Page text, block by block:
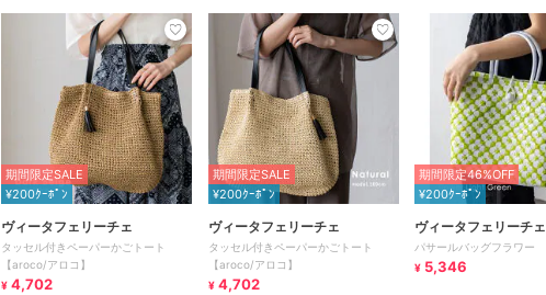
期間限定SALE
¥200ｸｰﾎﾟﾝ
ヴィータフェリーチェ
タッセル付きペーパーかごトート
【aroco/アロコ】
¥ 4,702
期間限定SALE
¥200ｸｰﾎﾟﾝ
ヴィータフェリーチェ
タッセル付きペーパーかごトート
【aroco/アロコ】
¥ 4,702
期間限定46%OFF
¥200ｸｰﾎﾟﾝ
ヴィータフェリーチェ
パサールバッグフラワー
¥ 5,346